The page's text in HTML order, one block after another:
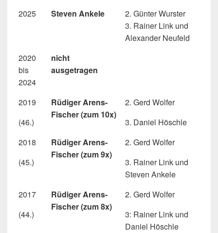
2025
Steven Ankele
2. Günter Wurster
3. Rainer Link und
Alexander Neufeld
2020
bis
2024
nicht
ausgetragen
2019
Rüdiger Arens-
Fischer (zum 10x)
2. Gerd Wolfer
(46.)
3. Daniel Höschle
2018
Rüdiger Arens-
Fischer (zum 9x)
2. Gerd Wolfer
(45.)
3. Rainer Link und
Steven Ankele
2017
Rüdiger Arens-
Fischer (zum 8x)
2. Gerd Wolfer
(44.)
3: Rainer Link und
Daniel Höschle